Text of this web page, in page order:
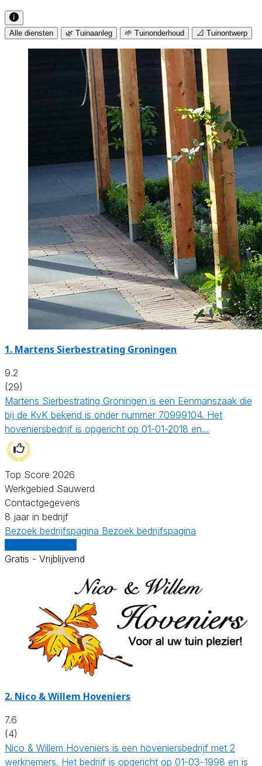
Alle diensten 🌿 Tuinaanleg 🌱 Tuinonderhoud 📐 Tuinontwerp
1. Martens Sierbestrating Groningen
9.2
(29)
Martens Sierbestrating Groningen is een Eenmanszaak die
bij de KvK bekend is onder nummer 70999104. Het
hoveniersbedrijf is opgericht op 01-01-2018 en…
Top Score 2026
Werkgebied Sauwerd
Contactgegevens
8 jaar in bedrijf
Bezoek bedrijfspagina Bezoek bedrijfspagina
Gratis - Vrijblijvend
2. Nico & Willem Hoveniers
7.6
(4)
Nico & Willem Hoveniers is een hoveniersbedrijf met 2
werknemers. Het bedrijf is opgericht op 01-03-1998 en is